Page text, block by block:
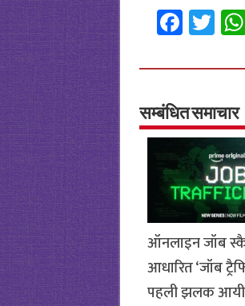
Fa
ce
b
o
o
k
T
wi
tt
er
सम्बंधित समाचार
ऑनलाइन जॉब
आधारित ‘जॉब
पहली झलक